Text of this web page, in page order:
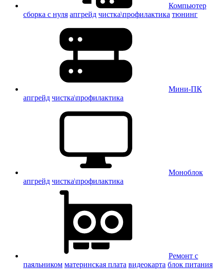
Компьютер
сборка с нуля апгрейд чистка\профилактика тюнинг
Мини-ПК
апгрейд чистка\профилактика
Моноблок
апгрейд чистка\профилактика
Ремонт с
паяльником материнская плата видеокарта блок питания